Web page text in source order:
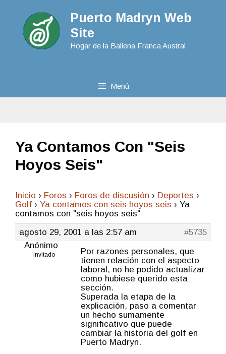
Puerto Madryn Web
Site
Hogar de la Ballena Franca Austral
Menú
Ya Contamos Con "seis
Hoyos Seis"
Inicio › Foros › Foros de discusión › Deportes ›
Golf › Ya contamos con seis hoyos seis › Ya
contamos con "seis hoyos seis"
agosto 29, 2001 a las 2:57 am
#5735
Anónimo
Invitado
Por razones personales, que
tienen relación con el aspecto
laboral, no he podido actualizar
como hubiese querido esta
sección.
Superada la etapa de la
explicación, paso a comentar
un hecho sumamente
significativo que puede
cambiar la historia del golf en
Puerto Madryn.